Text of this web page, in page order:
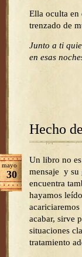
Ella oculta en
trenzado de
Junto a ti
en esas
Hecho
mayo
30
Un libro no
mensaje y su
encuentra
hayamos
acabar, sirve
situaciones
tratamiento